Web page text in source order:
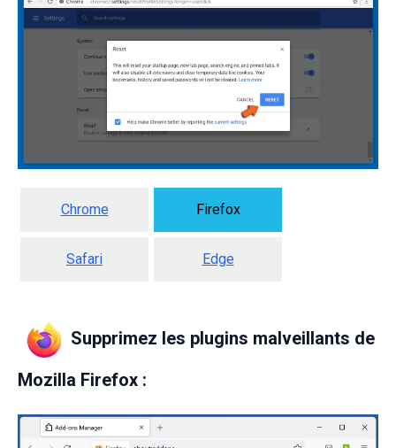
Chrome Firefox
Safari Edge
Supprimez les plugins malveillants de
Mozilla Firefox :